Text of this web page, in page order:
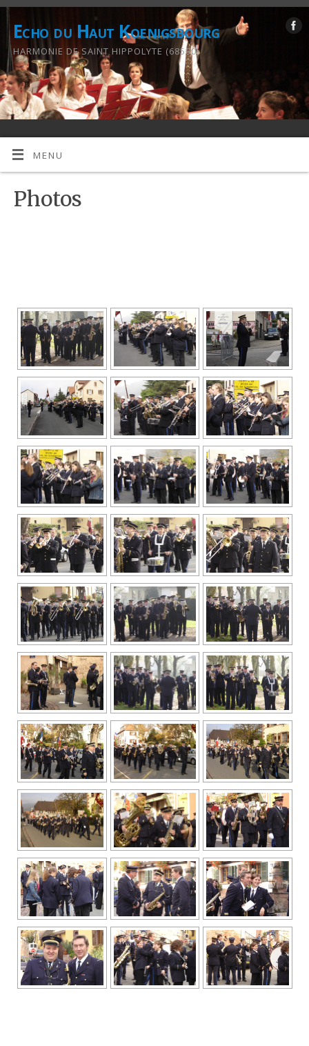
Echo du Haut Koenigsbourg
HARMONIE DE SAINT HIPPOLYTE (68590)
MENU
Photos